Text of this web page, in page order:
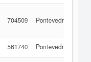
704509 Pontevedra
561740 Pontevedra